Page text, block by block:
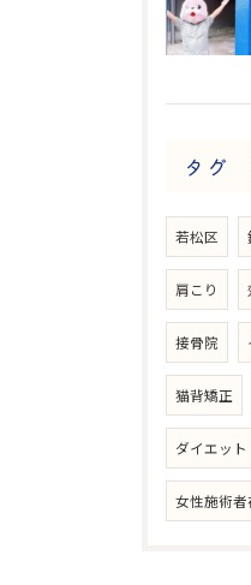
タグ
若松区
肩こり
接骨院
猫背矯正
ダイエット
女性施術者